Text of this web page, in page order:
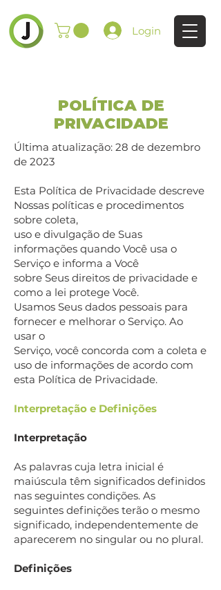
Login
POLÍTICA DE
PRIVACIDADE
Última atualização: 28 de dezembro
de 2023
Esta Política de Privacidade descreve
Nossas políticas e procedimentos
sobre coleta,
uso e divulgação de Suas
informações quando Você usa o
Serviço e informa a Você
sobre Seus direitos de privacidade e
como a lei protege Você.
Usamos Seus dados pessoais para
fornecer e melhorar o Serviço. Ao
usar o
Serviço, você concorda com a coleta e
uso de informações de acordo com
esta Política de Privacidade.
Interpretação e Definições
Interpretação
As palavras cuja letra inicial é
maiúscula têm significados definidos
nas seguintes condições. As
seguintes definições terão o mesmo
significado, independentemente de
aparecerem no singular ou no plural.
Definições